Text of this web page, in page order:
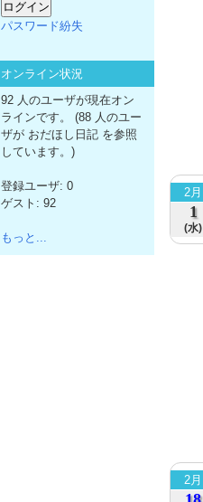
2月
1
(水)
2月
パスワード紛失
オンライン状況
92 人のユーザが現在オン
ラインです。 (88 人のユー
ザが おだほし日記 を参照
しています。)
登録ユーザ: 0
ゲスト: 92
もっと...